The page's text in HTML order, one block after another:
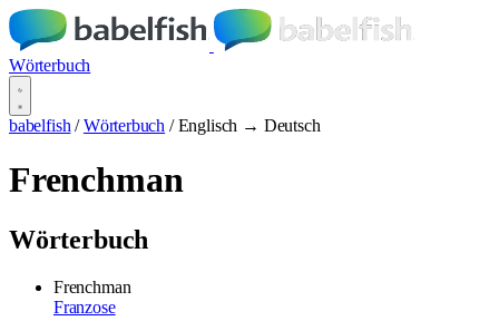
Wörterbuch
babelfish / Wörterbuch / Englisch → Deutsch
Frenchman
Wörterbuch
Frenchman
Franzose